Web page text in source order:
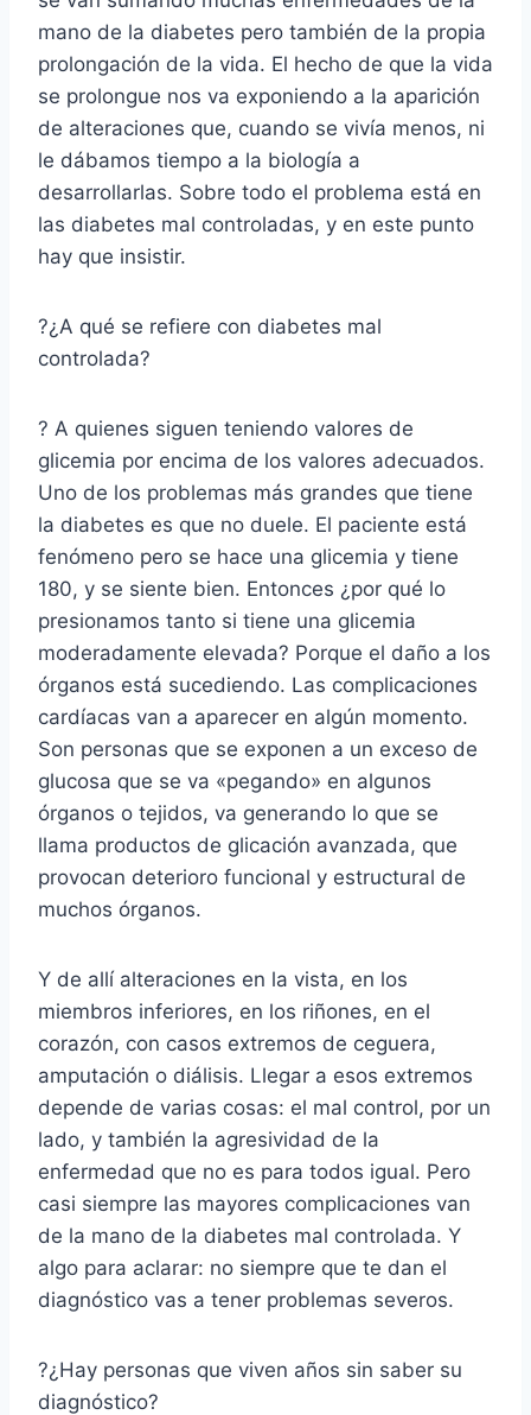
mano de la diabetes pero también de la propia
prolongación de la vida. El hecho de que la vida
se prolongue nos va exponiendo a la aparición
de alteraciones que, cuando se vivía menos, ni
le dábamos tiempo a la biología a
desarrollarlas. Sobre todo el problema está en
las diabetes mal controladas, y en este punto
hay que insistir.
?¿A qué se refiere con diabetes mal
controlada?
? A quienes siguen teniendo valores de
glicemia por encima de los valores adecuados.
Uno de los problemas más grandes que tiene
la diabetes es que no duele. El paciente está
fenómeno pero se hace una glicemia y tiene
180, y se siente bien. Entonces ¿por qué lo
presionamos tanto si tiene una glicemia
moderadamente elevada? Porque el daño a los
órganos está sucediendo. Las complicaciones
cardíacas van a aparecer en algún momento.
Son personas que se exponen a un exceso de
glucosa que se va «pegando» en algunos
órganos o tejidos, va generando lo que se
llama productos de glicación avanzada, que
provocan deterioro funcional y estructural de
muchos órganos.
Y de allí alteraciones en la vista, en los
miembros inferiores, en los riñones, en el
corazón, con casos extremos de ceguera,
amputación o diálisis. Llegar a esos extremos
depende de varias cosas: el mal control, por un
lado, y también la agresividad de la
enfermedad que no es para todos igual. Pero
casi siempre las mayores complicaciones van
de la mano de la diabetes mal controlada. Y
algo para aclarar: no siempre que te dan el
diagnóstico vas a tener problemas severos.
?¿Hay personas que viven años sin saber su
diagnóstico?